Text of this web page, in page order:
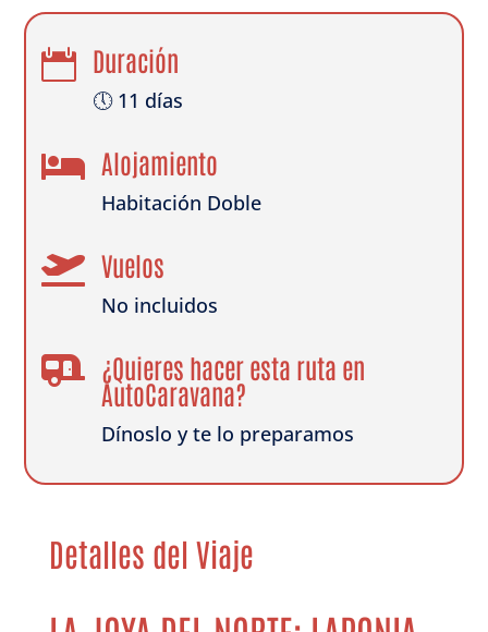
 Duración
🕔 11 días
 Alojamiento
Habitación Doble
 Vuelos
No incluidos
 ¿Quieres hacer esta ruta en
AutoCaravana?
Dínoslo y te lo preparamos
Detalles del Viaje